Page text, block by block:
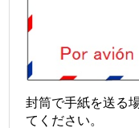
封筒で手紙を送る
てください。